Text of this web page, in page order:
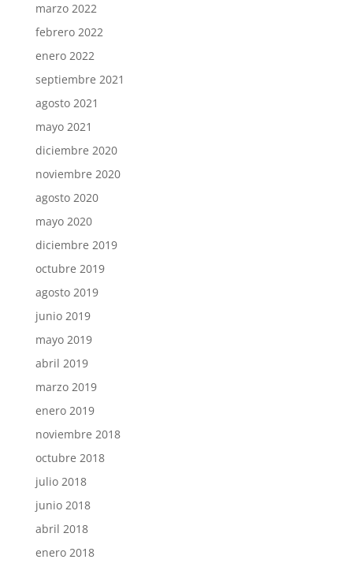
marzo 2022
febrero 2022
enero 2022
septiembre 2021
agosto 2021
mayo 2021
diciembre 2020
noviembre 2020
agosto 2020
mayo 2020
diciembre 2019
octubre 2019
agosto 2019
junio 2019
mayo 2019
abril 2019
marzo 2019
enero 2019
noviembre 2018
octubre 2018
julio 2018
junio 2018
abril 2018
enero 2018